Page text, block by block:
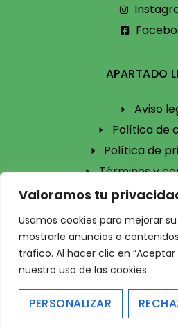
Valoramos tu
Usamos cookies para mejorar
mostrarle anuncios o
tráfico. Al hacer clic en
nuestro uso de las cookies.
PERSONALIZAR
APARTADO
Aviso
Política de
Política de
Términos y
Todos los derechos
Estamos a